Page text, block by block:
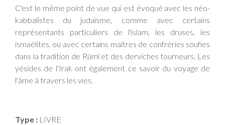
C'est le même point de vue qui est évoqué avec les néo-
kabbalistes du judaïsme, comme avec certains
représentants particuliers de l'islam, les druses, les
ismaélites, ou avec certains maîtres de confréries soufies
dans la tradition de Rûmî et des derviches tourneurs. Les
yésides de l'Irak ont également ce savoir du voyage de
l'âme à travers les vies.
Type : LIVRE